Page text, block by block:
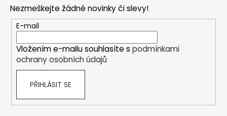
Nezmeškejte žádné novinky či slevy!
E-mail
Vložením e-mailu souhlasíte s podmínkami
ochrany osobních údajů
PŘIHLÁSIT SE